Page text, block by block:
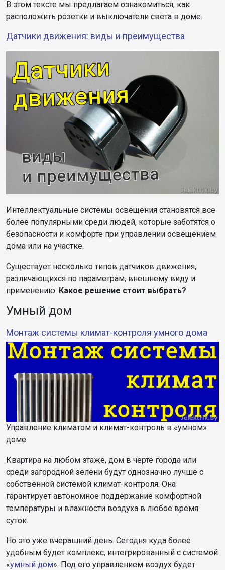
В этом тексте мы предлагаем ознакомиться, как
расположить розетки и выключатели света в доме.
Датчики движения: виды и преимущества
Интеллектуальные системы освещения становятся все
более популярными среди людей, которые заботятся о
безопасности и комфорте при управлении освещением
дома или на участке.
Существует несколько типов датчиков движения,
различающихся по параметрам, внешнему виду и
применению. Какое решение стоит выбрать?
Умный дом
Монтаж системы климат-контроля умного дома
Управление климатом и климат-контроль в «умном»
доме
Квартира на любом этаже, дом в черте города или
среди загородной зелени будут однозначно лучше с
собственной системой климат-контроля. Она
гарантирует автономное поддержание комфортной
температуры и влажности воздуха в любое время
суток.
Но это уже вчерашний день. Сегодня куда более
удобным будет комплекс, интегрированный с системой
«умный дом». Под его управлением воздух будет